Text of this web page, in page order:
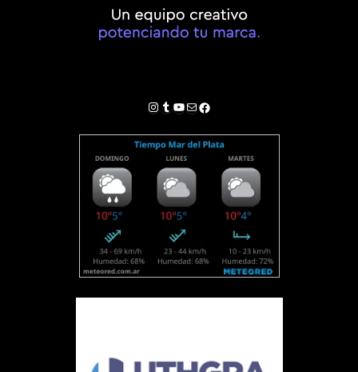
Instagram
Tumblr
YouTube
Correo electrónico
Facebook